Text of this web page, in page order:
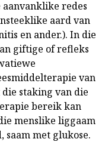
redes
aard van
en ander.). In die
giftige of refleks
van
staking van die
bereik kan
menslike liggaam
saam met glukose.